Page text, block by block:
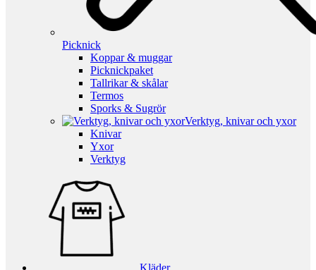
Picknick
Koppar & muggar
Picknickpaket
Tallrikar & skålar
Termos
Sporks & Sugrör
Verktyg, knivar och yxor
Knivar
Yxor
Verktyg